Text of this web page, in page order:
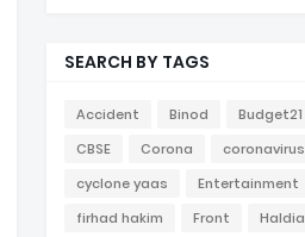
SEARCH BY TAGS
Accident Binod Budget21
CBSE
Corona coronavirus
cyclone yaas
Entertainment
firhad hakim
Front Haldia